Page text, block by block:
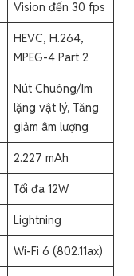
Vision đến 30 fps
HEVC, H.264,
MPEG-4 Part 2
Nút Chuông/Im
lặng vật lý, Tăng
giảm âm lượng
2.227 mAh
Tối đa 12W
Lightning
Wi-Fi 6 (802.11ax)